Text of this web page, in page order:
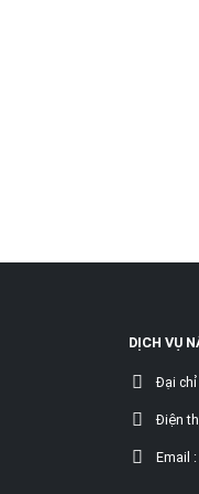
DỊCH VỤ
Đại chỉ
Điện
Email :